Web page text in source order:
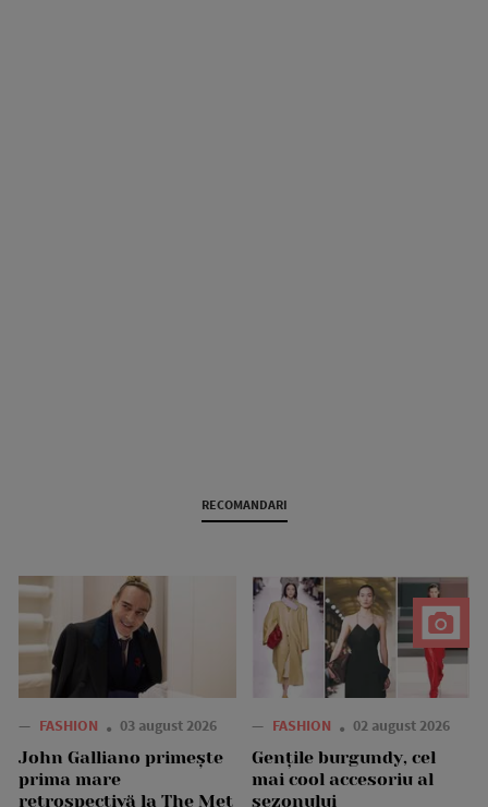
RECOMANDARI
— FASHION 03 august 2026
John Galliano primește
prima mare
retrospectivă la The Met
— FASHION 02 august 2026
Gențile burgundy, cel
mai cool accesoriu al
sezonului